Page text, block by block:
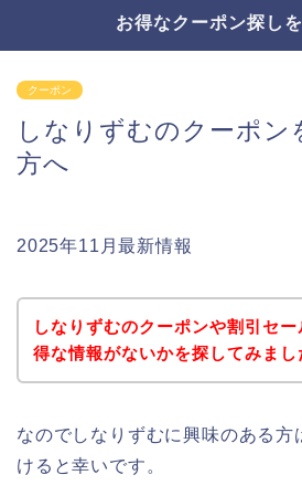
お得なクーポン探し
クーポン
しなりずむのクーポン
方へ
2025年11月最新情報
しなりずむのクーポンや割引セー
得な情報がないかを探してみまし
なのでしなりずむに興味のある方
けると幸いです。